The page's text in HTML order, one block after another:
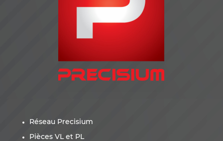
Réseau Precisium
Pièces VL et PL